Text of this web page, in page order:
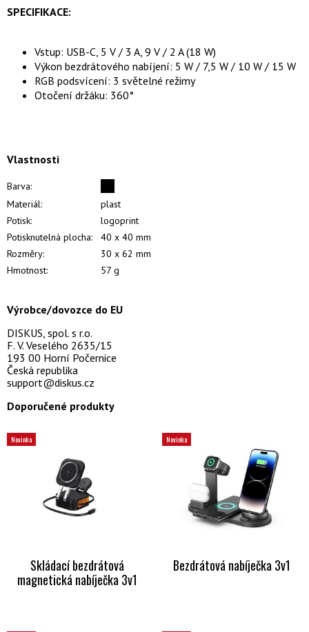
SPECIFIKACE:
Vstup: USB-C, 5 V / 3 A, 9 V / 2 A (18 W)
Výkon bezdrátového nabíjení: 5 W / 7,5 W / 10 W / 15 W
RGB podsvícení: 3 světelné režimy
Otočení držáku: 360°
Vlastnosti
Barva:
Materiál:
plast
Potisk:
logoprint
Potisknutelná plocha:
40 x 40 mm
Rozměry:
30 x 62 mm
Hmotnost:
57 g
Výrobce/dovozce do EU
DISKUS, spol. s r.o.
F. V. Veselého 2635/15
193 00 Horní Počernice
Česká republika
support@diskus.cz
Doporučené produkty
Novinka
Skládací bezdrátová
magnetická nabíječka 3v1
Novinka
Bezdrátová nabíječka 3v1